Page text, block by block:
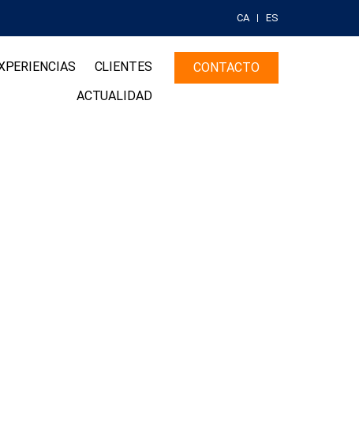
CA ES
CLIENTES
ACTUALIDAD
CONTACTO